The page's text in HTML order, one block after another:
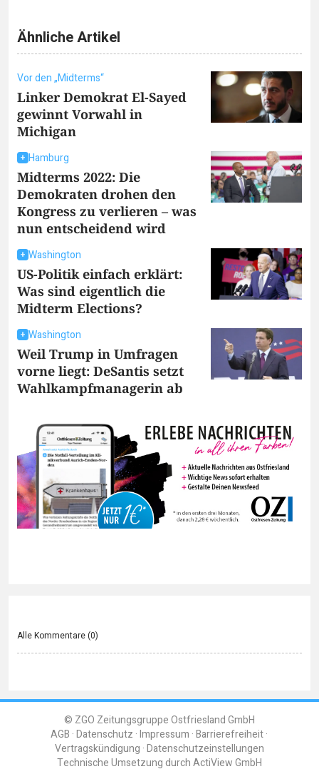
Ähnliche Artikel
Vor den „Midterms“
Linker Demokrat El-Sayed
gewinnt Vorwahl in
Michigan
Hamburg
Midterms 2022: Die
Demokraten drohen den
Kongress zu verlieren – was
nun entscheidend wird
Washington
US-Politik einfach erklärt:
Was sind eigentlich die
Midterm Elections?
Washington
Weil Trump in Umfragen
vorne liegt: DeSantis setzt
Wahlkampfmanagerin ab
Alle Kommentare (0)
© ZGO Zeitungsgruppe Ostfriesland GmbH
AGB Datenschutz Impressum Barrierefreiheit
Vertragskündigung Datenschutzeinstellungen
Technische Umsetzung durchActiView GmbH